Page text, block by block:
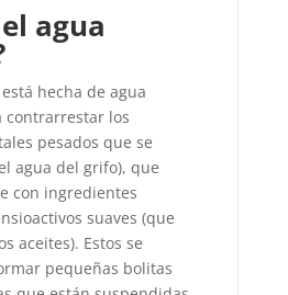
agua
hecha de agua
contrarrestar los
pesados ​​que se
agua del grifo), que
con ingredientes
suaves (que
aceites). Estos se
pequeñas bolitas